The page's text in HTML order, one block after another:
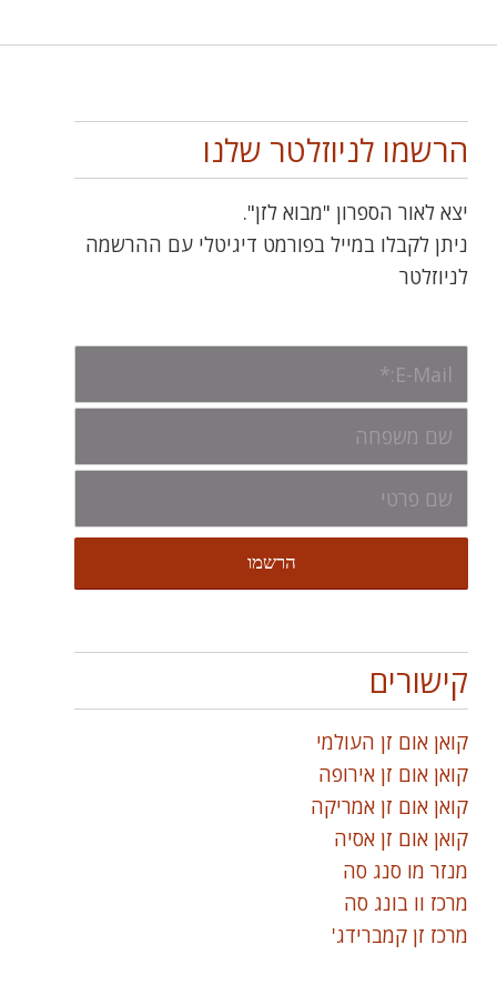
הרשמו לניוזלטר שלנו
יצא לאור הספרון "מבוא לזן".
ניתן לקבלו במייל בפורמט דיגיטלי עם ההרשמה
לניוזלטר
קישורים
קואן אום זן העולמי
קואן אום זן אירופה
קואן אום זן אמריקה
קואן אום זן אסיה
מנזר מו סנג סה
מרכז וו בונג סה
מרכז זן קמברידג'